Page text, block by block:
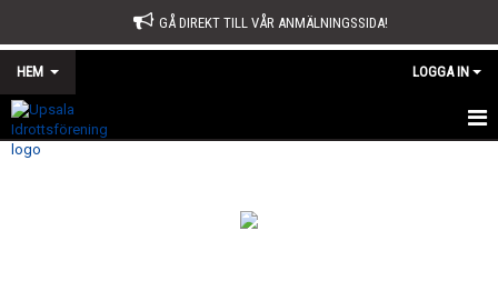
GÅ DIREKT TILL VÅR ANMÄLNINGSSIDA!
HEM LOGGA IN
START